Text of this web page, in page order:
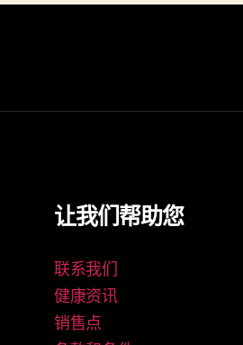
让我们帮助您
联系我们
健康资讯
销售点